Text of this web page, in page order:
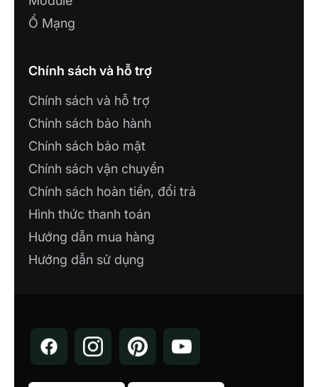
Ổ Mạng
Chính sách và hỗ trợ
Chính sách và hỗ trợ
Chính sách bảo hành
Chính sách bảo mật
Chính sách vận chuyển
Chính sách hoàn tiền, đổi trả
Hình thức thanh toán
Hướng dẫn mua hàng
Hướng dẫn sử dụng